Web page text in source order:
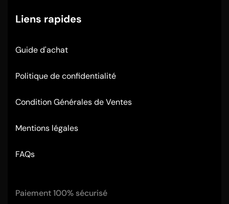
Liens rapides
Guide d'achat
Politique de confidentialité
Condition Générales de Ventes
Mentions légales
FAQs
Paiement 100% sécurisé